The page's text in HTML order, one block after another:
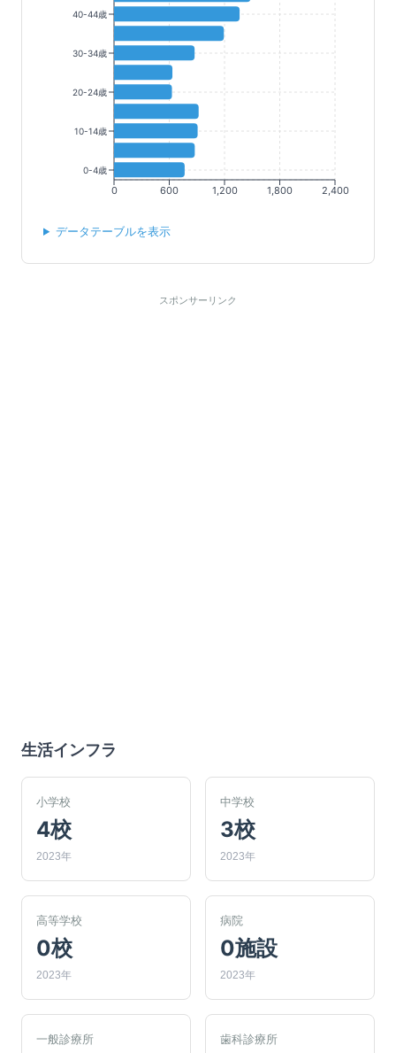
0 600 1,200 1,800 2,400
40-44歳
30-34歳
20-24歳
10-14歳
0-4歳
データテーブルを表示
スポンサーリンク
生活インフラ
小学校
4校
2023年
中学校
3校
2023年
高等学校
0校
2023年
病院
0施設
2023年
一般診療所 歯科診療所